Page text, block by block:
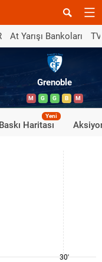
At Yarışı Bankoları
Grenoble
M G G B M
Baskı Haritası
Yeni
30'